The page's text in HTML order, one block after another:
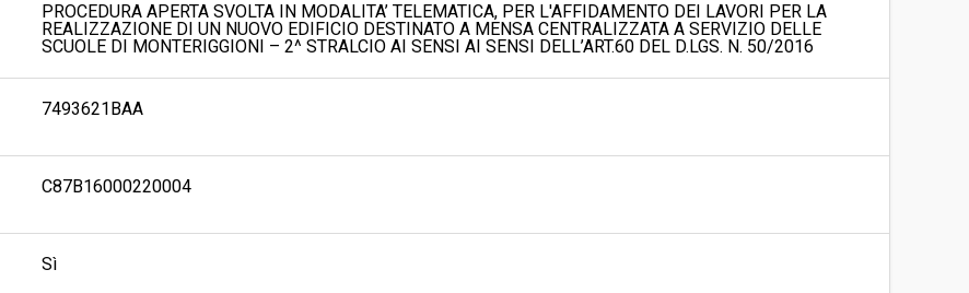
PROCEDURA APERTA SVOLTA IN MODALITA’ TELEMATICA, PER L'AFFIDAMENTO DEI LAVORI PER LA
REALIZZAZIONE DI UN NUOVO EDIFICIO DESTINATO A MENSA CENTRALIZZATA A SERVIZIO DELLE
SCUOLE DI MONTERIGGIONI – 2^ STRALCIO AI SENSI AI SENSI DELL’ART.60 DEL D.LGS. N. 50/2016
7493621BAA
C87B16000220004
Sì